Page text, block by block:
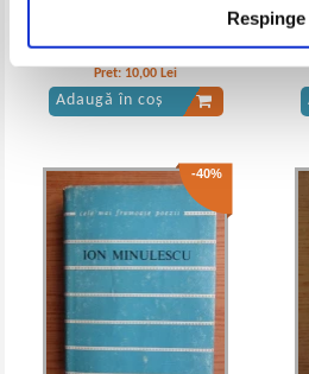
Respinge
Ion Barbu - Joc secund
clasele V-VIII
Pret: 10,00 Lei
Adaugă în coș
-40%